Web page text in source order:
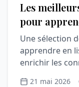
Les
pour
Une sélection
apprendre en
enrichir les
21 mai 2026